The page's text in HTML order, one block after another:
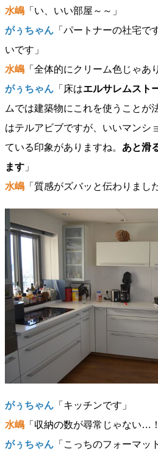
水嶋 「い、いい部屋～～」
がぅちゃん 「パートナーの社宅で
いです」
水嶋 「全体的にクリーム色じゃあ
がぅちゃん 「床はエルサレムスト
ムでは建築物にこれを使うことが
はテルアビブですが、いいマンシ
ている印象がありますね。 あと滑
ます 」
水嶋 「質感がズバッと伝わりまし
がぅちゃん 「キッチンです」
水嶋 「収納の数が尋常じゃない…
がぅちゃん 「こっちのフォーマッ